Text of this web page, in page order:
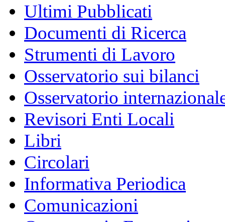
Ultimi Pubblicati
Documenti di Ricerca
Strumenti di Lavoro
Osservatorio sui bilanci
Osservatorio
Revisori Enti Locali
Libri
Circolari
Informativa Periodica
Comunicazioni